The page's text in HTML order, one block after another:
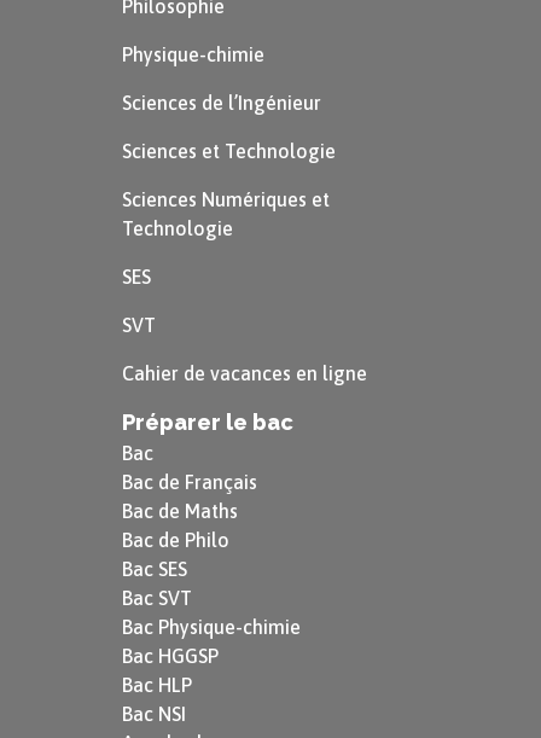
Philosophie
Physique-chimie
Sciences de l’Ingénieur
Sciences et Technologie
Sciences Numériques et
Technologie
SES
SVT
Cahier de vacances en ligne
Préparer le bac
Bac
Bac de Français
Bac de Maths
Bac de Philo
Bac SES
Bac SVT
Bac Physique-chimie
Bac HGGSP
Bac HLP
Bac NSI